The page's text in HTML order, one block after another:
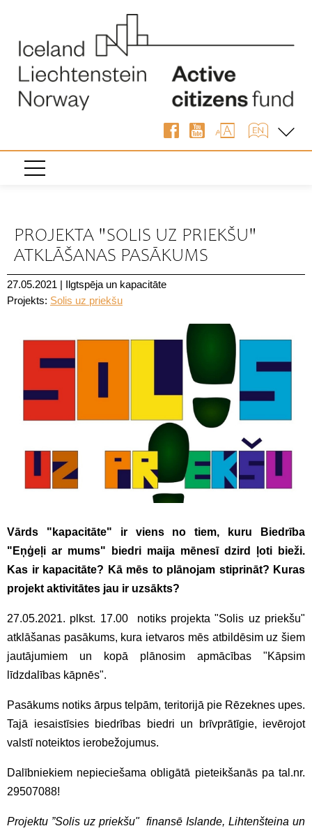
PROJEKTA "SOLIS UZ PRIEKŠU"
ATKLĀŠANAS PASĀKUMS
27.05.2021 | Ilgtspēja un kapacitāte
Projekts: Solis uz priekšu
Vārds "kapacitāte" ir viens no tiem, kuru Biedrība
"Eņģeļi ar mums" biedri maija mēnesī dzird ļoti bieži.
Kas ir kapacitāte? Kā mēs to plānojam stiprināt? Kuras
projekt aktivitātes jau ir uzsākts?
27.05.2021. plkst. 17.00 notiks projekta "Solis uz priekšu"
atklāšanas pasākums, kura ietvaros mēs atbildēsim uz šiem
jautājumiem un kopā plānosim apmācības "Kāpsim
līdzdalības kāpnēs".
Pasākums notiks ārpus telpām, teritorijā pie Rēzeknes upes.
Tajā iesaistīsies biedrības biedri un brīvprātīgie, ievērojot
valstī noteiktos ierobežojumus.
Dalībniekiem nepieciešama obligātā pieteikšanās pa tal.nr.
29507088!
Projektu ”Solis uz priekšu" finansē Islande, Lihtenšteina un